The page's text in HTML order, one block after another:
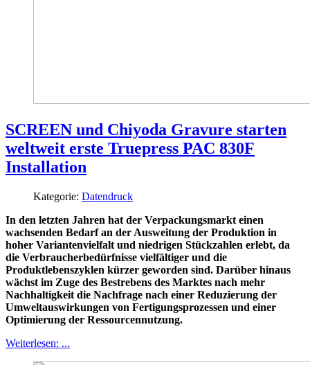
SCREEN und Chiyoda Gravure starten
weltweit erste Truepress PAC 830F
Installation
Kategorie: Datendruck
In den letzten Jahren hat der Verpackungsmarkt einen
wachsenden Bedarf an der Ausweitung der Produktion in
hoher Variantenvielfalt und niedrigen Stückzahlen erlebt, da
die Verbraucherbedürfnisse vielfältiger und die
Produktlebenszyklen kürzer geworden sind. Darüber hinaus
wächst im Zuge des Bestrebens des Marktes nach mehr
Nachhaltigkeit die Nachfrage nach einer Reduzierung der
Umweltauswirkungen von Fertigungsprozessen und einer
Optimierung der Ressourcennutzung.
Weiterlesen: ...